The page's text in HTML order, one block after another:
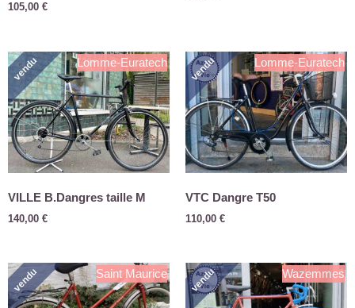
105,00 €
Lomme-Euratech
vendu
VILLE B.Dangres taille M
140,00 €
Lomme-Euratech
vendu
VTC Dangre T50
110,00 €
Saint Maurice
vendu Wazemmes
vendu